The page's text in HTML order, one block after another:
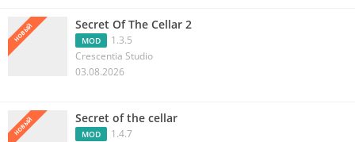
НОВЫЙ Secret Of The Cellar 2
MOD
1.3.5
Crescentia Studio
03.08.2026
НОВЫЙ Secret of the cellar
MOD
1.4.7